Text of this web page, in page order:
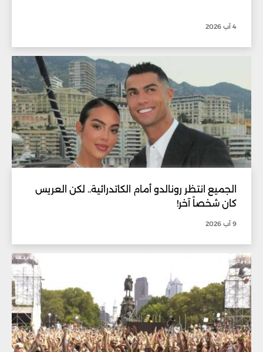
4 آب 2026
الجميع انتظر رونالدو أمام الكاتدرائية.. لكن العريس
كان شخصاً آخر!
9 آب 2026